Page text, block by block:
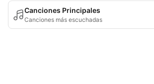
Canciones Principales
Canciones más escuchadas